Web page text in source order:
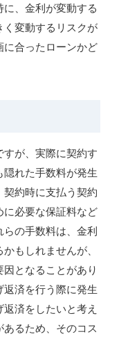
、金利が変動する
く変動するリスクが
合ったローンかど
が、実際に契約す
れた手数料が発生
約時に支払う契約
必要な保証料など
の手数料は、金利
もしれませんが、
となることがあり
返済を行う際に発生
済をしたいと考え
るため、そのコス